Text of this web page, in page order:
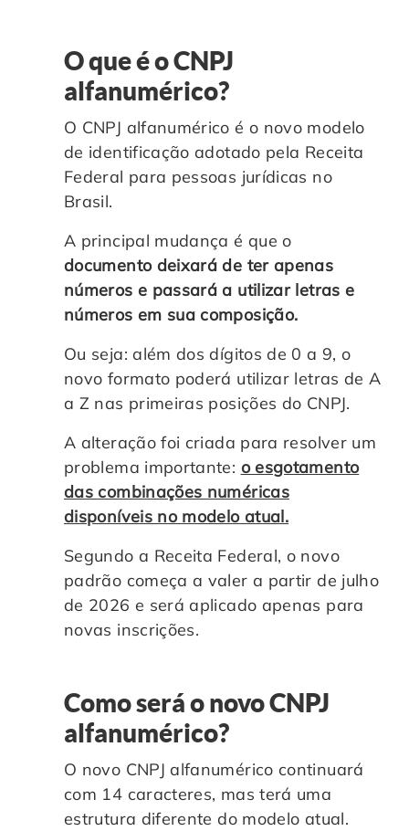
O que é o CNPJ
alfanumérico?
O CNPJ alfanumérico é o novo modelo
de identificação adotado pela Receita
Federal para pessoas jurídicas no
Brasil.
A principal mudança é que o
documento deixará de ter apenas
números e passará a utilizar letras e
números em sua composição.
Ou seja: além dos dígitos de 0 a 9, o
novo formato poderá utilizar letras de A
a Z nas primeiras posições do CNPJ.
A alteração foi criada para resolver um
problema importante: o esgotamento
das combinações numéricas
disponíveis no modelo atual.
Segundo a Receita Federal, o novo
padrão começa a valer a partir de julho
de 2026 e será aplicado apenas para
novas inscrições.
Como será o novo CNPJ
alfanumérico?
O novo CNPJ alfanumérico continuará
com 14 caracteres, mas terá uma
estrutura diferente do modelo atual.